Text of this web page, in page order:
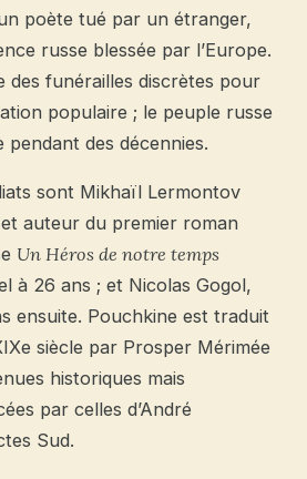
poète tué par un étranger,
russe blessée par l’Europe.
des funérailles discrètes pour
populaire ; le peuple russe
des décennies.
sont Mikhaïl Lermontov
auteur du premier roman
Un Héros de notre temps
à 26 ans ; et Nicolas Gogol,
ensuite. Pouchkine est traduit
siècle par Prosper Mérimée
historiques mais
par celles d’André
Sud.